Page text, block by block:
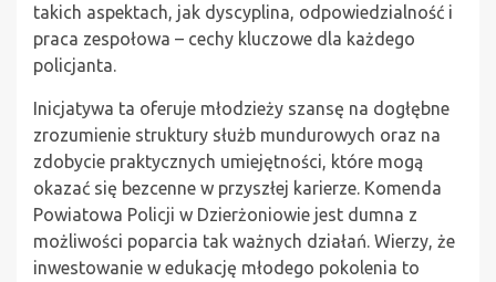
takich aspektach, jak dyscyplina, odpowiedzialność i
praca zespołowa – cechy kluczowe dla każdego
policjanta.
Inicjatywa ta oferuje młodzieży szansę na dogłębne
zrozumienie struktury służb mundurowych oraz na
zdobycie praktycznych umiejętności, które mogą
okazać się bezcenne w przyszłej karierze. Komenda
Powiatowa Policji w Dzierżoniowie jest dumna z
możliwości poparcia tak ważnych działań. Wierzy, że
inwestowanie w edukację młodego pokolenia to